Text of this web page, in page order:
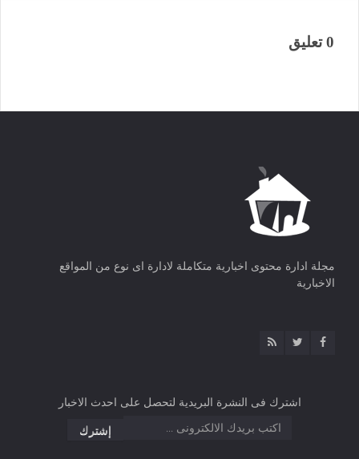
0 تعليق
مجلة ادارة محتوى اخبارية متكاملة لادارة اى نوع من المواقع
الاخبارية
اشترك فى النشرة البريدية لتحصل على احدث الاخبار